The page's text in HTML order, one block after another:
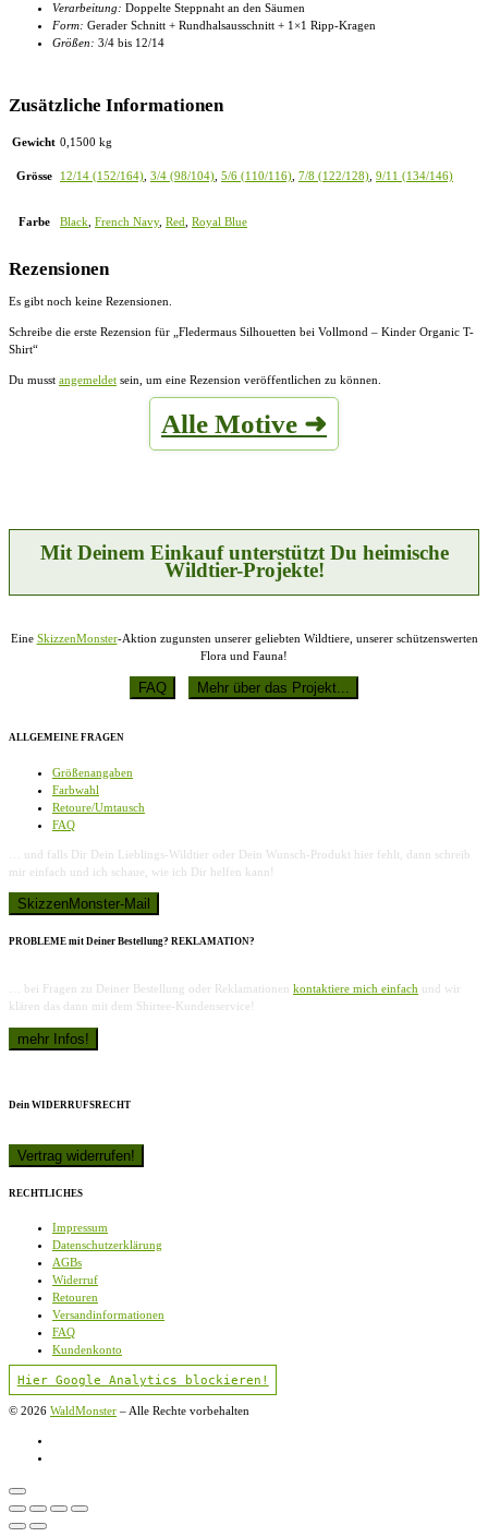
Verarbeitung: Doppelte Steppnaht an den Säumen
Form: Gerader Schnitt + Rundhalsausschnitt + 1×1 Ripp-Kragen
Größen: 3/4 bis 12/14
Zusätzliche Informationen
Gewicht 0,1500 kg
Grösse 12/14 (152/164) 3/4 (98/104) 5/6 (110/116) 7/8 (122/128) 9/11 (134/146)
Farbe Black French Navy, Red Royal Blue
Rezensionen
Es gibt noch keine Rezensionen.
Schreibe die erste Rezension für „Fledermaus Silhouetten bei Vollmond – Kinder Organic T-
Shirt“
Du musst angemeldet sein, um eine Rezension veröffentlichen zu können.
Alle Motive ➜
Mit Deinem Einkauf unterstützt Du heimische
Wildtier-Projekte!
Eine SkizzenMonster-Aktion zugunsten unserer geliebten Wildtiere, unserer schützenswerten
Flora und Fauna!
ALLGEMEINE FRAGEN
Größenangaben
Farbwahl
Retoure/Umtausch
FAQ
… und falls Dir Dein Lieblings-Wildtier oder Dein Wunsch-Produkt hier fehlt, dann schreib
mir einfach und ich schaue, wie ich Dir helfen kann!
PROBLEME mit Deiner Bestellung? REKLAMATION?
… bei Fragen zu Deiner Bestellung oder Reklamationen kontaktiere mich einfach und wir
klären das dann mit dem Shirtee-Kundenservice!
Dein WIDERRUFSRECHT
RECHTLICHES
Impressum
Datenschutzerklärung
AGBs
Widerruf
Retouren
Versandinformationen
FAQ
Kundenkonto
Hier Google Analytics blockieren!
© 2026 WaldMonster – Alle Rechte vorbehalten